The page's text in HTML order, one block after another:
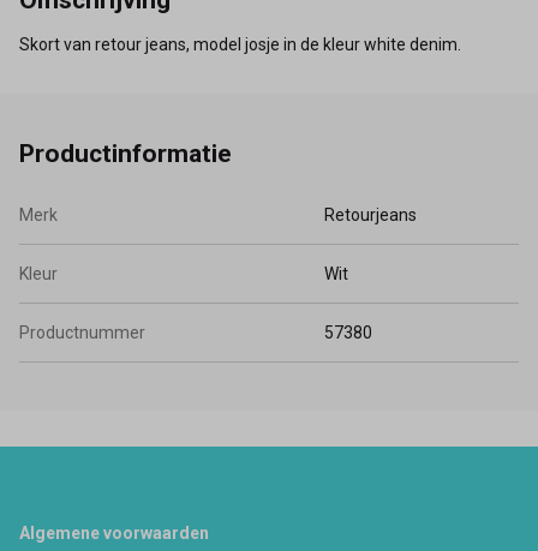
Skort van retour jeans, model josje in de kleur white denim.
Productinformatie
Merk Retourjeans
Kleur Wit
Productnummer 57380
Footer
Algemene voorwaarden